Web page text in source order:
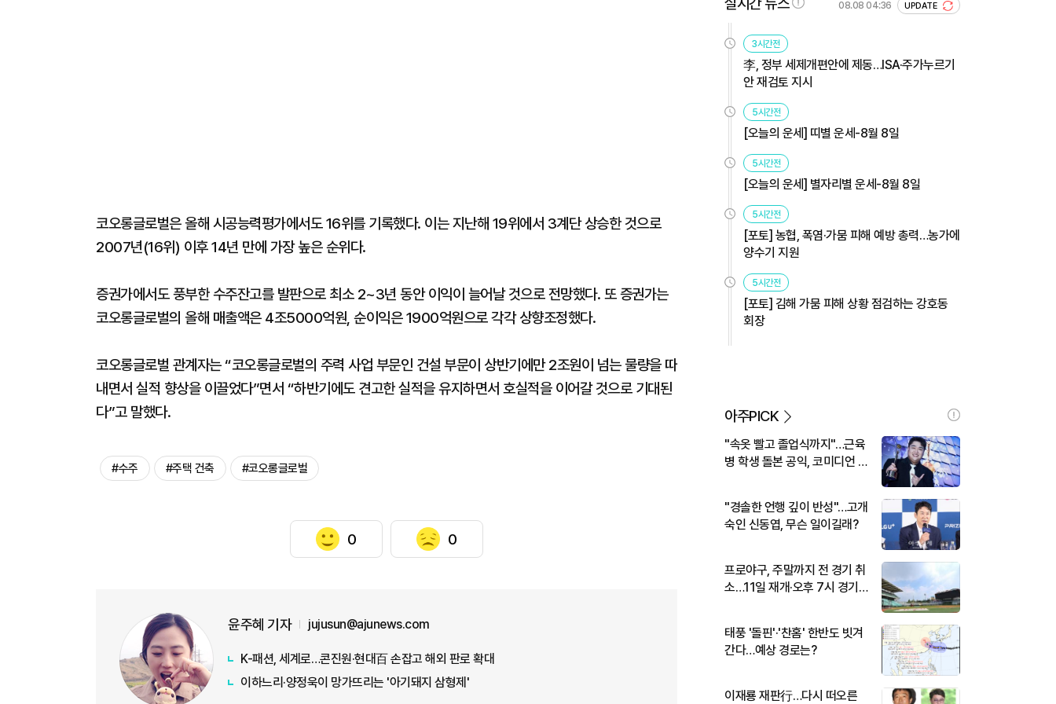
코오롱글로벌은 올해 시공능력평가에서도 16위를 기록했다. 이는 지난해 19위에서 3계단 상승한 것으로
2007년(16위) 이후 14년 만에 가장 높은 순위다.
증권가에서도 풍부한 수주잔고를 발판으로 최소 2~3년 동안 이익이 늘어날 것으로 전망했다. 또 증권가는
코오롱글로벌의 올해 매출액은 4조5000억원, 순이익은 1900억원으로 각각 상향조정했다.
코오롱글로벌 관계자는 “코오롱글로벌의 주력 사업 부문인 건설 부문이 상반기에만 2조원이 넘는 물량을 따
내면서 실적 향상을 이끌었다”면서 “하반기에도 견고한 실적을 유지하면서 호실적을 이어갈 것으로 기대된
다”고 말했다.
#수주 #주택 건축 #코오롱글로벌
0 0
윤주혜 기자 jujusun@ajunews.com
K-패션, 세계로…콘진원·현대百 손잡고 해외 판로 확대
이하느리·양정욱이 망가뜨리는 '아기돼지 삼형제'
08.08 04:36 UPDATE
3시간전
李, 정부 세제개편안에 제동…ISA·주가누르기
안 재검토 지시
5시간전
[오늘의 운세] 띠별 운세-8월 8일
5시간전
[오늘의 운세] 별자리별 운세-8월 8일
5시간전
[포토] 농협, 폭염·가뭄 피해 예방 총력…농가에
양수기 지원
5시간전
[포토] 김해 가뭄 피해 상황 점검하는 강호동
회장
아주PICK
"속옷 빨고 졸업식까지"…근육
병 학생 돌본 공익, 코미디언 김
"경솔한 언행 깊이 반성"…고개
숙인 신동엽, 무슨 일이길래?
프로야구, 주말까지 전 경기 취
소…11일 재개·오후 7시 경기
태풍 '돌핀'·'찬홈' 한반도 빗겨
간다…예상 경로는?
이재룡 재판行…다시 떠오른